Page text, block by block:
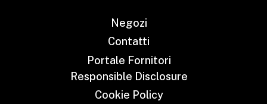
Negozi
Contatti
Portale Fornitori
Responsible Disclosure
Cookie Policy